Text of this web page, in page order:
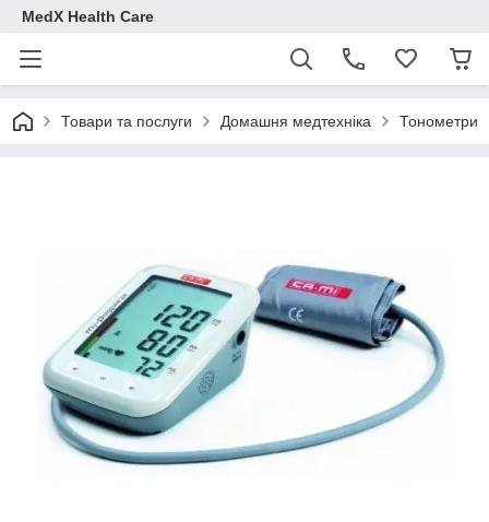
MedX Health Care
Товари та послуги Домашня медтехніка Тонометри